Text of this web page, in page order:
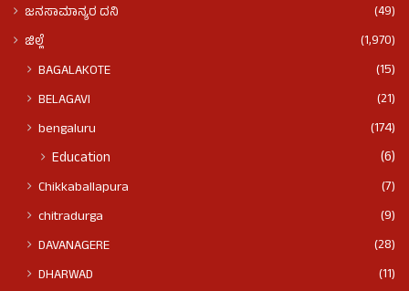
ಜನಸಾಮಾನ್ಯರ ದನಿ
(49)
ಜಿಲ್ಲೆ
(1,970)
BAGALAKOTE
(15)
BELAGAVI
(21)
bengaluru
(174)
Education (6)
Chikkaballapura
(7)
chitradurga
(9)
DAVANAGERE
(28)
DHARWAD
(11)